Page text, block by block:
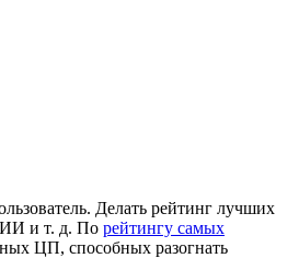
Делать рейтинг лучших
ИИ и т. д. По рейтингу самых
ЦП, способных разогнать